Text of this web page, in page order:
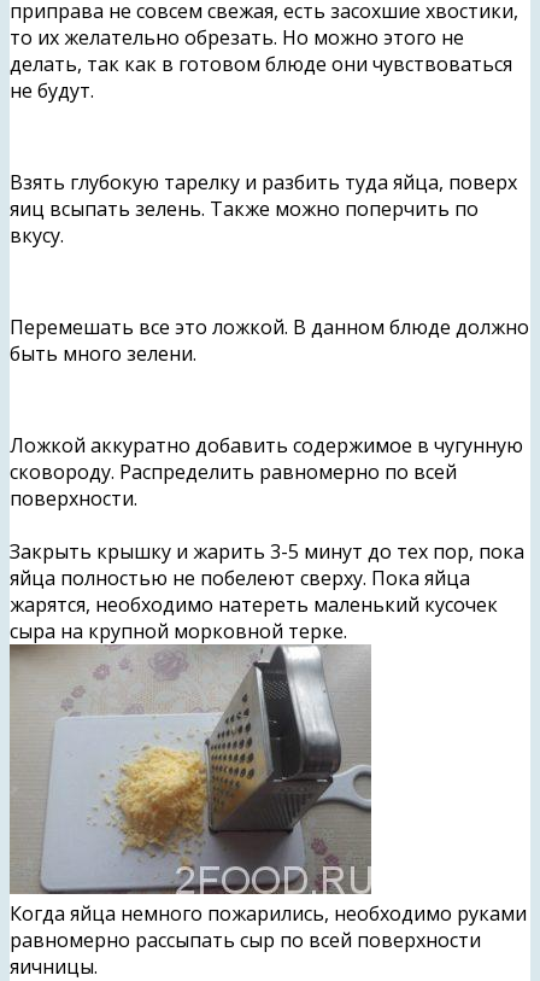
приправа не совсем свежая, есть засохшие хвостики,
то их желательно обрезать. Но можно этого не
делать, так как в готовом блюде они чувствоваться
не будут.
Взять глубокую тарелку и разбить туда яйца, поверх
яиц всыпать зелень. Также можно поперчить по
вкусу.
Перемешать все это ложкой. В данном блюде должно
быть много зелени.
Ложкой аккуратно добавить содержимое в чугунную
сковороду. Распределить равномерно по всей
поверхности.
Закрыть крышку и жарить 3-5 минут до тех пор, пока
яйца полностью не побелеют сверху. Пока яйца
жарятся, необходимо натереть маленький кусочек
сыра на крупной морковной терке.
Когда яйца немного пожарились, необходимо руками
равномерно рассыпать сыр по всей поверхности
яичницы.